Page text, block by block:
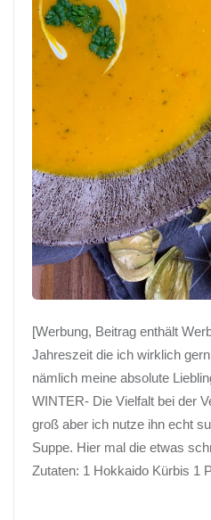
[Werbung, Beitrag enthält
Jahreszeit die ich wirklich
nämlich meine absolute
WINTER- Die Vielfalt bei der
groß aber ich nutze ihn echt
Suppe. Hier mal die etwas
Zutaten: 1 Hokkaido Kürbis 1